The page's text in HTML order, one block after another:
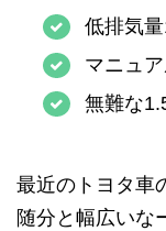
低排気
マニュ
無難な
最近のトヨタ車
随分と幅広いな